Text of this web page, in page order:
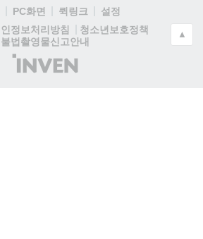
PC화면 퀵링크
설정
정보처리방침
청소년보호정책
불법촬영물신고안내
(주)
인
▲